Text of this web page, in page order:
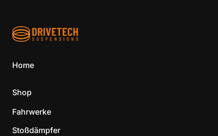
Home
Shop
Fahrwerke
Stoßdämpfer